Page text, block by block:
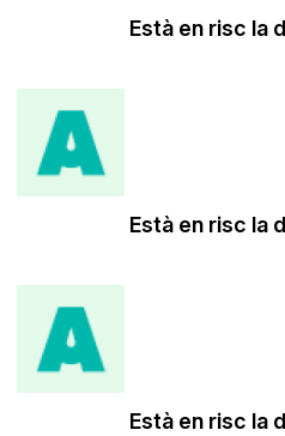
Està en risc la
Està en risc la
Està en risc la